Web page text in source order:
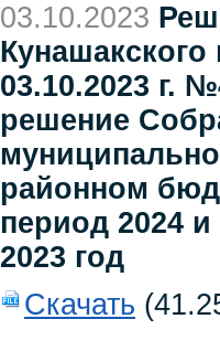
03.10.2023
03.10.2023 г.
решение
районном
период 2024 и
2023 год
Скачать